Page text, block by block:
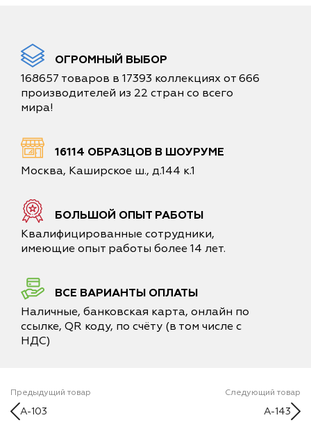
ОГРОМНЫЙ ВЫБОР
168657 товаров в 17393 коллекциях от 666
производителей из 22 стран со всего
мира!
16114 ОБРАЗЦОВ В ШОУРУМЕ
Москва, Каширское ш., д.144 к.1
БОЛЬШОЙ ОПЫТ РАБОТЫ
Квалифицированные сотрудники,
имеющие опыт работы более 14 лет.
ВСЕ ВАРИАНТЫ ОПЛАТЫ
Наличные, банковская карта, онлайн по
ссылке, QR коду, по счёту (в том числе с
НДС)
Предыдущий товар
A-103
Следующий товар
A-143